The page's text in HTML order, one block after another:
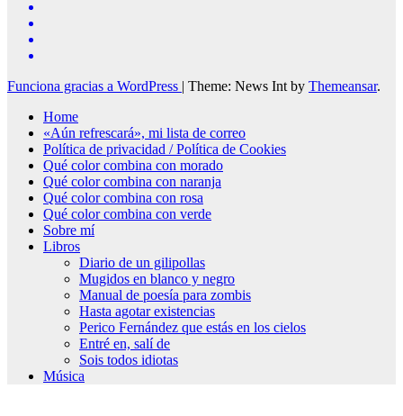
Funciona gracias a WordPress | Theme: News Int by Themeansar.
Home
«Aún refrescará», mi lista de correo
Política de privacidad / Política de Cookies
Qué color combina con morado
Qué color combina con naranja
Qué color combina con rosa
Qué color combina con verde
Sobre mí
Libros
Diario de un gilipollas
Mugidos en blanco y negro
Manual de poesía para zombis
Hasta agotar existencias
Perico Fernández que estás en los cielos
Entré en, salí de
Sois todos idiotas
Música